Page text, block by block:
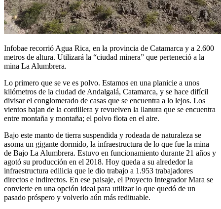
Infobae recorrió Agua Rica, en la provincia de Catamarca y a 2.600
metros de altura. Utilizará la “ciudad minera” que perteneció a la
mina La Alumbrera.
Lo primero que se ve es polvo. Estamos en una planicie a unos
kilómetros de la ciudad de Andalgalá, Catamarca, y se hace difícil
divisar el conglomerado de casas que se encuentra a lo lejos. Los
vientos bajan de la cordillera y revuelven la llanura que se encuentra
entre montaña y montaña; el polvo flota en el aire.
Bajo este manto de tierra suspendida y rodeada de naturaleza se
asoma un gigante dormido, la infraestructura de lo que fue la mina
de Bajo La Alumbrera. Estuvo en funcionamiento durante 21 años y
agotó su producción en el 2018. Hoy queda a su alrededor la
infraestructura edilicia que le dio trabajo a 1.953 trabajadores
directos e indirectos. En ese paisaje, el Proyecto Integrador Mara se
convierte en una opción ideal para utilizar lo que quedó de un
pasado próspero y volverlo aún más redituable.